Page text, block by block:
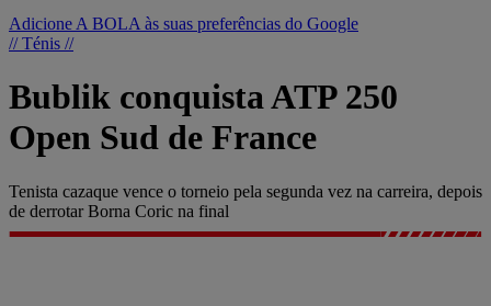
Adicione A BOLA às suas preferências do Google
// Ténis //
Bublik conquista ATP 250
Open Sud de France
Tenista cazaque vence o torneio pela segunda vez na carreira, depois
de derrotar Borna Coric na final